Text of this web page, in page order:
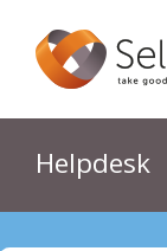
Helpdesk